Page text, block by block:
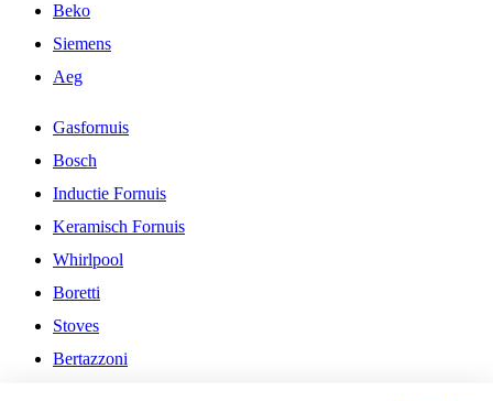
Beko
Siemens
Aeg
Gasfornuis
Bosch
Inductie Fornuis
Keramisch Fornuis
Whirlpool
Boretti
Stoves
Bertazzoni